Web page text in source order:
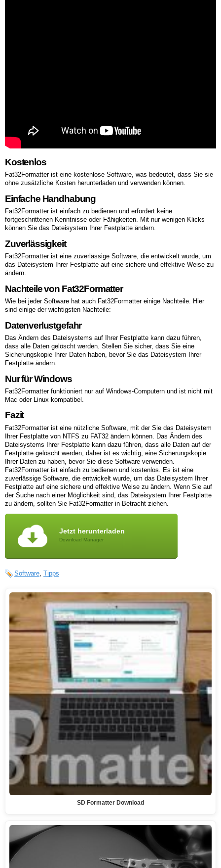
Kostenlos
Fat32Formatter ist eine kostenlose Software, was bedeutet, dass Sie sie
ohne zusätzliche Kosten herunterladen und verwenden können.
Einfache Handhabung
Fat32Formatter ist einfach zu bedienen und erfordert keine
fortgeschrittenen Kenntnisse oder Fähigkeiten. Mit nur wenigen Klicks
können Sie das Dateisystem Ihrer Festplatte ändern.
Zuverlässigkeit
Fat32Formatter ist eine zuverlässige Software, die entwickelt wurde, um
das Dateisystem Ihrer Festplatte auf eine sichere und effektive Weise zu
ändern.
Nachteile von Fat32Formatter
Wie bei jeder Software hat auch Fat32Formatter einige Nachteile. Hier
sind einige der wichtigsten Nachteile:
Datenverlustgefahr
Das Ändern des Dateisystems auf Ihrer Festplatte kann dazu führen,
dass alle Daten gelöscht werden. Stellen Sie sicher, dass Sie eine
Sicherungskopie Ihrer Daten haben, bevor Sie das Dateisystem Ihrer
Festplatte ändern.
Nur für Windows
Fat32Formatter funktioniert nur auf Windows-Computern und ist nicht mit
Mac oder Linux kompatibel.
Fazit
Fat32Formatter ist eine nützliche Software, mit der Sie das Dateisystem
Ihrer Festplatte von NTFS zu FAT32 ändern können. Das Ändern des
Dateisystems Ihrer Festplatte kann dazu führen, dass alle Daten auf der
Festplatte gelöscht werden, daher ist es wichtig, eine Sicherungskopie
Ihrer Daten zu haben, bevor Sie diese Software verwenden.
Fat32Formatter ist einfach zu bedienen und kostenlos. Es ist eine
zuverlässige Software, die entwickelt wurde, um das Dateisystem Ihrer
Festplatte auf eine sichere und effektive Weise zu ändern. Wenn Sie auf
der Suche nach einer Möglichkeit sind, das Dateisystem Ihrer Festplatte
zu ändern, sollten Sie Fat32Formatter in Betracht ziehen.
Jetzt herunterladen
Download Manager
Software, Tipps
SD Formatter Download